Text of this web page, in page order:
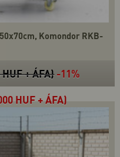
Komondor RKB-
+ ÁFA)-11%
HUF + ÁFA)